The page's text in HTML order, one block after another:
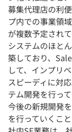
募集代理店の利
プ内での事業領
が複数予定されて
システムのほと
築しており、
して、インプリ
スピーディに対
テム開発を行って
今後の新規開発
を行っていくこ